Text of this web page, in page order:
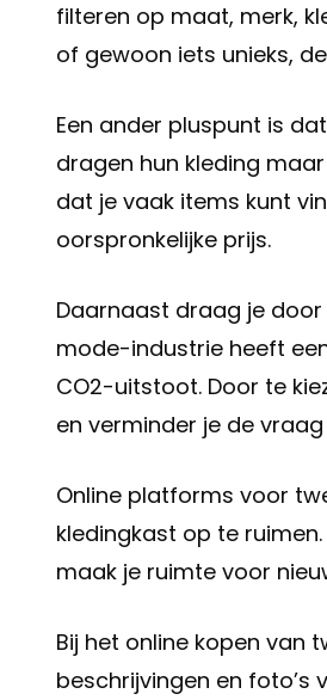
filteren op maat, merk,
of gewoon iets unieks,
Een ander pluspunt is
dragen hun kleding
dat je vaak items kunt
oorspronkelijke prijs.
Daarnaast draag je
mode-industrie heeft
CO2-uitstoot. Door te
en verminder je de
Online platforms voor
kledingkast op te
maak je ruimte voor
Bij het online kopen van
beschrijvingen en